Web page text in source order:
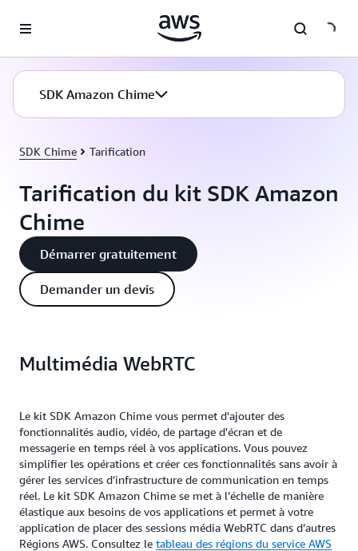
SDK Amazon Chime
SDK Chime Tarification
Tarification du kit SDK Amazon
Chime
Démarrer gratuitement
Demander un devis
Multimédia WebRTC
Le kit SDK Amazon Chime vous permet d'ajouter des
fonctionnalités audio, vidéo, de partage d'écran et de
messagerie en temps réel à vos applications. Vous pouvez
simplifier les opérations et créer ces fonctionnalités sans avoir à
gérer les services d'infrastructure de communication en temps
réel. Le kit SDK Amazon Chime se met à l’échelle de manière
élastique aux besoins de vos applications et permet à votre
application de placer des sessions média WebRTC dans d’autres
Régions AWS. Consultez le tableau des régions du service AWS